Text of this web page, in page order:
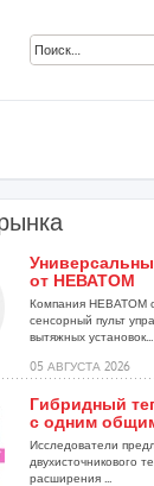
от НЕВАТОМ
Компания НЕВАТОМ
сенсорный пульт
вытяжных установок...
05 АВГУСТА 2026
Гибридный
с одним
Исследователи
двухисточникового
расширения ...